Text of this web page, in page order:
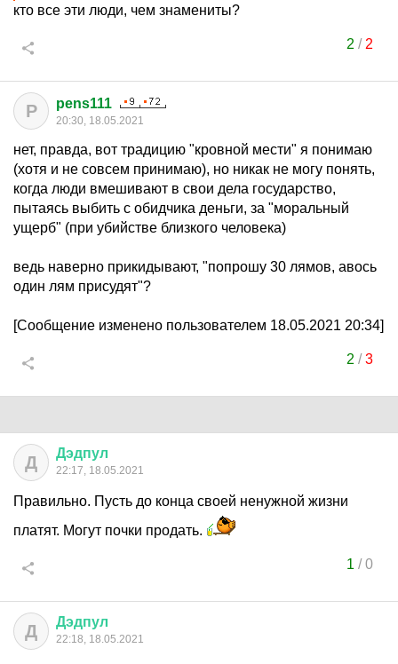
кто все эти люди, чем знамениты?
2 / 2
P pens111
20:30, 18.05.2021
нет, правда, вот традицию "кровной мести" я понимаю
(хотя и не совсем принимаю), но никак не могу понять,
когда люди вмешивают в свои дела государство,
пытаясь выбить с обидчика деньги, за "моральный
ущерб" (при убийстве близкого человека)
ведь наверно прикидывают, "попрошу 30 лямов, авось
один лям присудят"?
[Сообщение изменено пользователем 18.05.2021 20:34]
2 /3
Д Дэдпул
22:17, 18.05.2021
Правильно. Пусть до конца своей ненужной жизни
платят. Могут почки продать.
1 /0
Д Дэдпул
22:18, 18.05.2021